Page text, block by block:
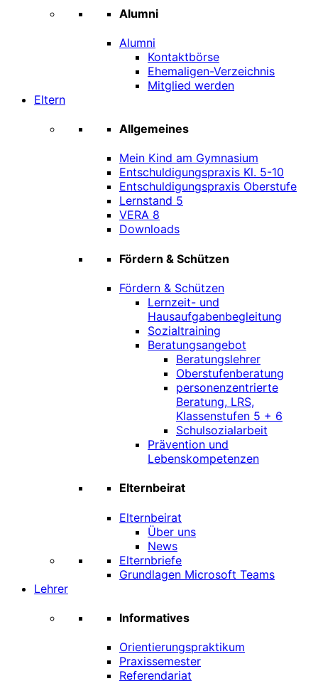
Alumni
Alumni
Kontaktbörse
Ehemaligen-Verzeichnis
Mitglied werden
Eltern
Allgemeines
Mein Kind am Gymnasium
Entschuldigungspraxis Kl. 5-10
Entschuldigungspraxis Oberstufe
Lernstand 5
VERA 8
Downloads
Fördern & Schützen
Fördern & Schützen
Lernzeit- und
Hausaufgabenbegleitung
Sozialtraining
Beratungsangebot
Beratungslehrer
Oberstufenberatung
personenzentrierte
Beratung, LRS,
Klassenstufen 5 + 6
Schulsozialarbeit
Prävention und
Lebenskompetenzen
Elternbeirat
Elternbeirat
Über uns
News
Elternbriefe
Grundlagen Microsoft Teams
Lehrer
Informatives
Orientierungspraktikum
Praxissemester
Referendariat